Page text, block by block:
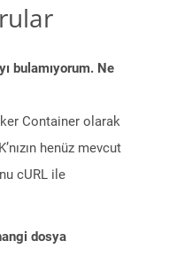
bulamıyorum. Ne
Container olarak
henüz mevcut
cURL ile
dosya